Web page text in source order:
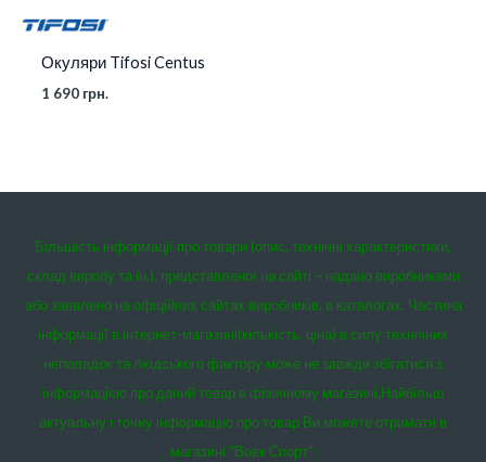
Окуляри Tifosi Centus
1 690 грн.
Більшість інформації про товари (опис, технічні характеристики,
склад виробу та ін.), представленої на сайті – надано виробниками
або заявлено на офіційних сайтах виробників, в каталогах. Частина
інформації в інтернет-магазині(кількість, ціна) в силу технічних
неполадок та людського фактору може не завжди збігатися з
інформацією про даний товар в фізичному магазині.Найбільш
актуальну і точну інформацію про товар Ви можете отримати в
магазині “Вовк Спорт”: